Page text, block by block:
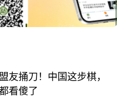
友捅刀！中国这步棋，
看傻了